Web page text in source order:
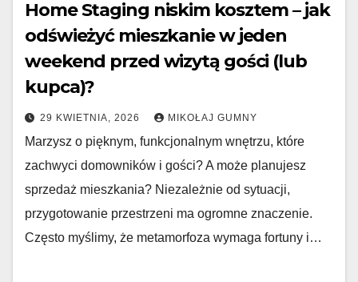
Home Staging niskim kosztem – jak
odświeżyć mieszkanie w jeden
weekend przed wizytą gości (lub
kupca)?
29 KWIETNIA, 2026 MIKOŁAJ GUMNY
Marzysz o pięknym, funkcjonalnym wnętrzu, które
zachwyci domowników i gości? A może planujesz
sprzedaż mieszkania? Niezależnie od sytuacji,
przygotowanie przestrzeni ma ogromne znaczenie.
Często myślimy, że metamorfoza wymaga fortuny i…